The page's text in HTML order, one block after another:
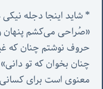
«صُراحی می‌کشم پنهان‌ و مردم‌ دفتر انگارند»... «
چنان بخوان که تو
معنوی است برای